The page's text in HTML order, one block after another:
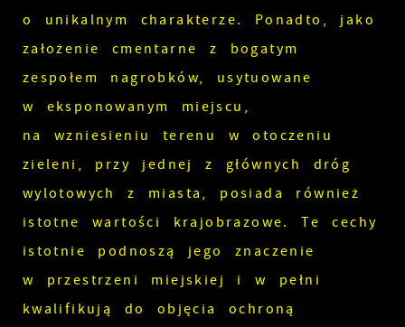
o unikalnym charakterze. Ponadto, jako
założenie cmentarne z bogatym
zespołem nagrobków, usytuowane
w eksponowanym miejscu,
na wzniesieniu terenu w otoczeniu
zieleni, przy jednej z głównych dróg
wylotowych z miasta, posiada również
istotne wartości krajobrazowe. Te cechy
istotnie podnoszą jego znaczenie
w przestrzeni miejskiej i w pełni
kwalifikują do objęcia ochroną